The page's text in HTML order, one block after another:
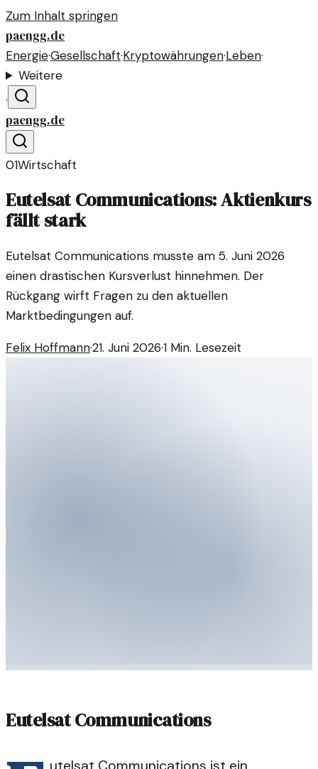
Zum Inhalt springen
paengg.de
Energie·Gesellschaft·Kryptowährungen·Leben·
Weitere
·
paengg.de
01Wirtschaft
Eutelsat Communications: Aktienkurs
fällt stark
Eutelsat Communications musste am 5. Juni 2026
einen drastischen Kursverlust hinnehmen. Der
Rückgang wirft Fragen zu den aktuellen
Marktbedingungen auf.
Felix Hoffmann·21. Juni 2026·1 Min. Lesezeit
Eutelsat Communications